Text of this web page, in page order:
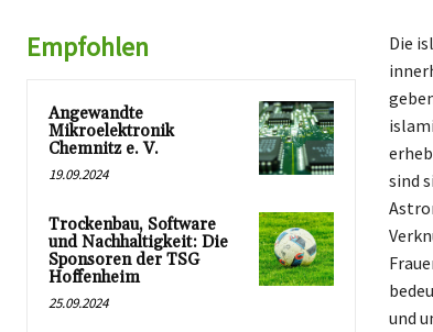
Empfohlen
Angewandte
Mikroelektronik
Chemnitz e. V.
19.09.2024
Trockenbau, Software
und Nachhaltigkeit: Die
Sponsoren der TSG
Hoffenheim
25.09.2024
Die
sind
und